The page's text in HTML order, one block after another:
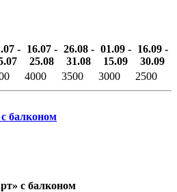
-
16.07 -
25.08
26.08 -
31.08
01.09 -
15.09
16.09 -
30.09
4000 3500 3000 2500
балконом
с балконом